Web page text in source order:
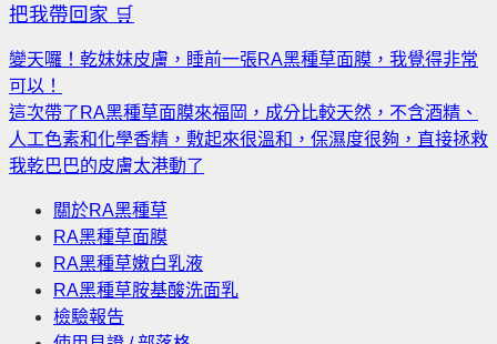
把我帶回家 🛒
變天囉！乾妹妹皮膚，睡前一張RA黑種草面膜，我覺得非常
可以！
這次帶了RA黑種草面膜來福岡，成分比較天然，不含酒精、
人工色素和化學香精，敷起來很溫和，保濕度很夠，直接拯救
我乾巴巴的皮膚太港動了
關於RA黑種草
RA黑種草面膜
RA黑種草嫩白乳液
RA黑種草胺基酸洗面乳
檢驗報告